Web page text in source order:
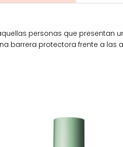
personas que
barrera protectora frente a las